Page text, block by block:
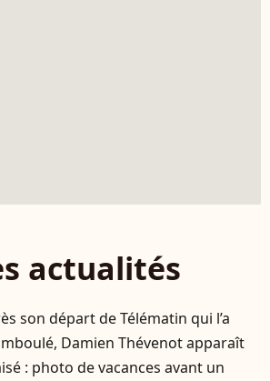
actualités
son départ de Télématin qui l’a
Damien Thévenot apparaît
: photo de vacances avant un